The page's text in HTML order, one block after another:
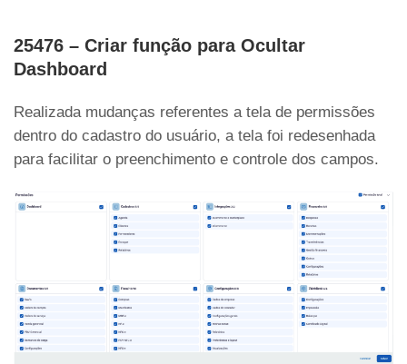
25476 – Criar função para Ocultar
Dashboard
Realizada mudanças referentes a tela de permissões
dentro do cadastro do usuário, a tela foi redesenhada
para facilitar o preenchimento e controle dos campos.